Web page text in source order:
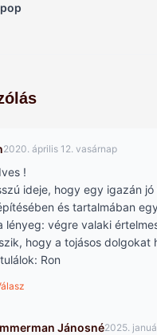
2020. április 12. vasárnap
!
ideje, hogy egy igazán
és tartalmában
lényeg: végre valaki
hogy a tojásos dolgokat
Ron
Jánosné2025.